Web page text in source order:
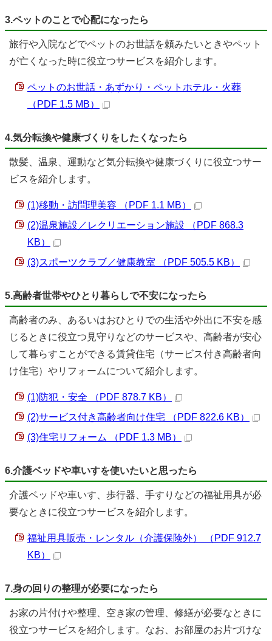
3.ペットのことで心配になったら
旅行や入院などでペットのお世話を頼みたいときやペット
が亡くなった時に役立つサービスを紹介します。
ペットのお世話・あずかり・ペットホテル・火葬
（PDF 1.5 MB）
4.気分転換や健康づくりをしたくなったら
散髪、温泉、運動など気分転換や健康づくりに役立つサー
ビスを紹介します。
(1)移動・訪問理美容 （PDF 1.1 MB）
(2)温泉施設／レクリエーション施設 （PDF 868.3
KB）
(3)スポーツクラブ／健康教室 （PDF 505.5 KB）
5.高齢者世帯やひとり暮らしで不安になったら
高齢者のみ、あるいはおひとりでの生活や外出に不安を感
じるときに役立つ見守りなどのサービスや、高齢者が安心
して暮らすことができる賃貸住宅（サービス付き高齢者向
け住宅）やリフォームについて紹介します。
(1)防犯・安全 （PDF 878.7 KB）
(2)サービス付き高齢者向け住宅 （PDF 822.6 KB）
(3)住宅リフォーム （PDF 1.3 MB）
6.介護ベッドや車いすを使いたいと思ったら
介護ベッドや車いす、歩行器、手すりなどの福祉用具が必
要なときに役立つサービスを紹介します。
福祉用具販売・レンタル（介護保険外） （PDF 912.7
KB）
7.身の回りの整理が必要になったら
お家の片付けや整理、空き家の管理、修繕が必要なときに
役立つサービスを紹介します。なお、お部屋のお片づけな